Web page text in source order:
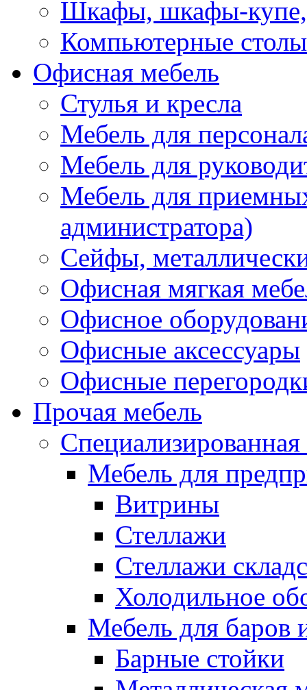
Шкафы, шкафы-купе,
Компьютерные столы
Офисная мебель
Стулья и кресла
Мебель для
Мебель для
Мебель для
администратора)
Сейфы,
Офисная мягкая
Офисное
Офисные аксессуары
Офисные
Прочая мебель
Специализированная
Мебель для
Витрины
Стеллажи
Стеллажи
Холодильное
Мебель для баров
Барные стойки